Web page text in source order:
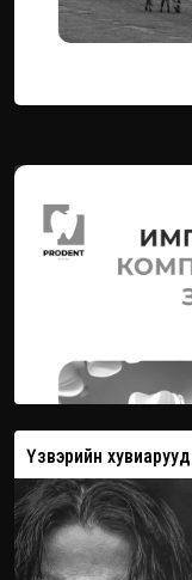
Үзвэрийн хувиарууд